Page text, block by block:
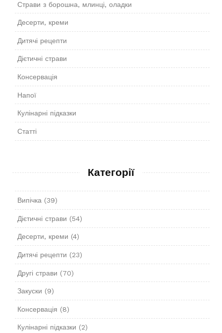
Страви з борошна, млинці, оладки
Десерти, креми
Дитячі рецепти
Дієтичні страви
Консервація
Напої
Кулінарні підказки
Статті
Категорії
Випічка (39)
Дієтичні страви (54)
Десерти, креми (4)
Дитячі рецепти (23)
Другі страви (70)
Закуски (9)
Консервація (8)
Кулінарні підказки (2)